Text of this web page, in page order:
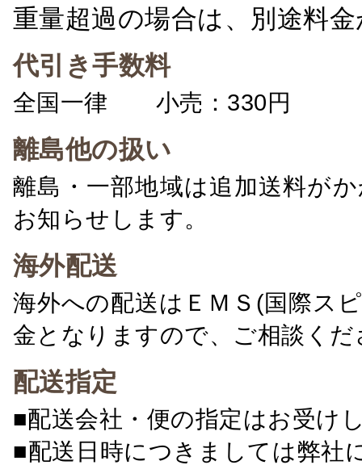
重量超過の場合は、別途料
代引き手数料
全国一律 小売：330円 卸
離島他の扱い
離島・一部地域は追加送料が
お知らせします。
海外配送
海外への配送はＥＭＳ(国際ス
金となりますので、ご相談くだ
配送指定
■配送会社・便の指定はお受け
■配送日時につきましては弊社